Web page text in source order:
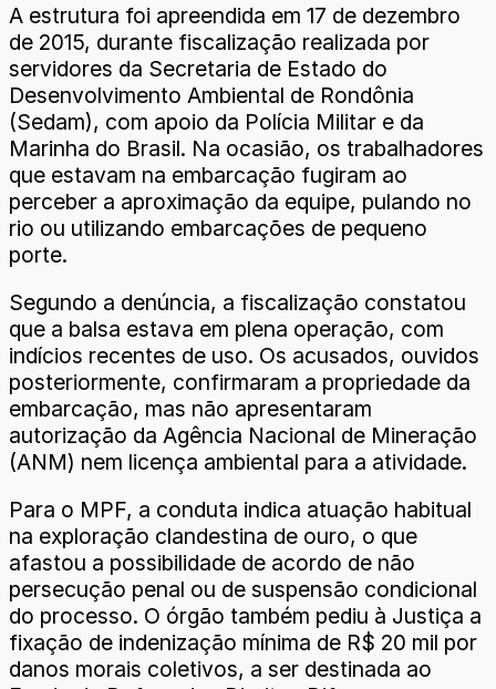
A estrutura foi apreendida em 17 de dezembro
de 2015, durante fiscalização realizada por
servidores da Secretaria de Estado do
Desenvolvimento Ambiental de Rondônia
(Sedam), com apoio da Polícia Militar e da
Marinha do Brasil. Na ocasião, os trabalhadores
que estavam na embarcação fugiram ao
perceber a aproximação da equipe, pulando no
rio ou utilizando embarcações de pequeno
porte.
Segundo a denúncia, a fiscalização constatou
que a balsa estava em plena operação, com
indícios recentes de uso. Os acusados, ouvidos
posteriormente, confirmaram a propriedade da
embarcação, mas não apresentaram
autorização da Agência Nacional de Mineração
(ANM) nem licença ambiental para a atividade.
Para o MPF, a conduta indica atuação habitual
na exploração clandestina de ouro, o que
afastou a possibilidade de acordo de não
persecução penal ou de suspensão condicional
do processo. O órgão também pediu à Justiça a
fixação de indenização mínima de R$ 20 mil por
danos morais coletivos, a ser destinada ao